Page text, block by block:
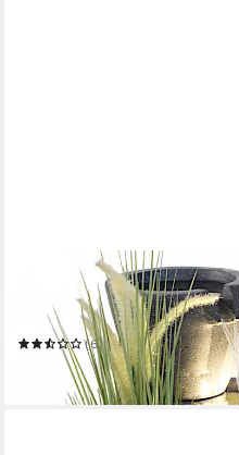
Gartenbrunnen
Gartendekoration
(6)
189,99 €
in 2-3 Werktagen bei dir